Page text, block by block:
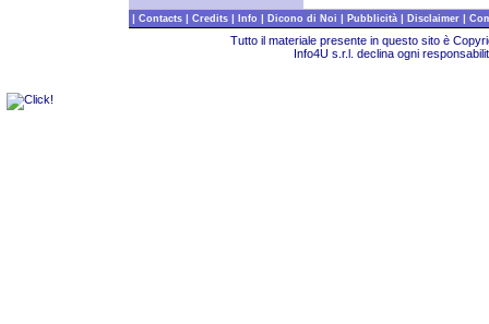
| Contacts | Credits | Info | Dicono di Noi | Pubblicità | Disclaimer |
Tutto il materiale presente in questo sito è
Info4U s.r.l. declina ogni